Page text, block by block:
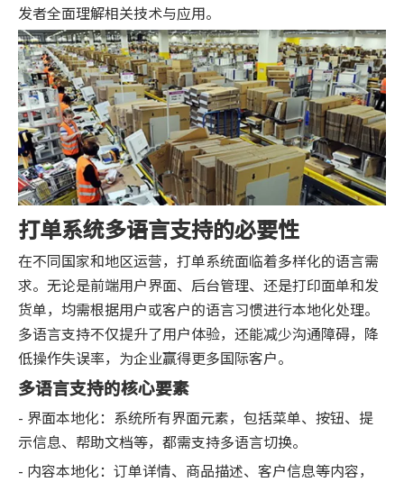
发者全面理解相关技术与应用。
打单系统多语言支持的必要性
在不同国家和地区运营，打单系统面临着多样化的语言需
求。无论是前端用户界面、后台管理、还是打印面单和发
货单，均需根据用户或客户的语言习惯进行本地化处理。
多语言支持不仅提升了用户体验，还能减少沟通障碍，降
低操作失误率，为企业赢得更多国际客户。
多语言支持的核心要素
- 界面本地化：系统所有界面元素，包括菜单、按钮、提
示信息、帮助文档等，都需支持多语言切换。
- 内容本地化：订单详情、商品描述、客户信息等内容，